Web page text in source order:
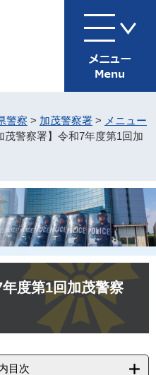
警察 > 加茂警察署 > メニュー
茂警察署】令和7年度第1回加
年度第1回加茂警察
目次